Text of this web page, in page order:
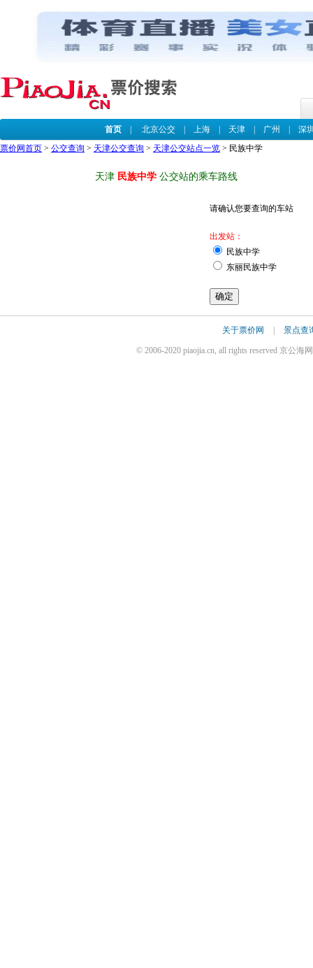
首页| 北京公交| 上海| 天津| 广州
深
票价网首页 > 公交查询 > 天津公交查询 > 天津公交站点一览 > 民族中学
天津 民族中学 公交站的乘车路线
请确认您要查询的车站
出发站：
民族中学
东丽民族中学
关于票价网 景点查
© 2006-2020 piaojia.cn, all rights reserved 京公海